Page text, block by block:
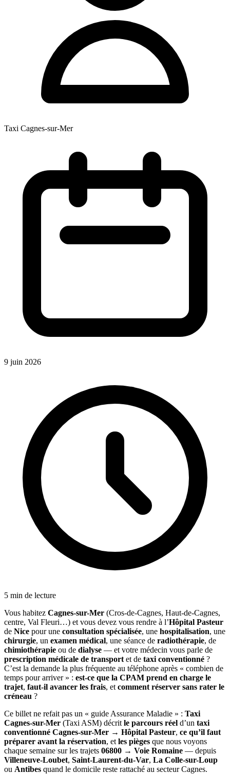
Taxi Cagnes-sur-Mer
9 juin 2026
5 min de lecture
Vous habitez Cagnes-sur-Mer (Cros-de-Cagnes, Haut-de-Cagnes,
centre, Val Fleuri…) et vous devez vous rendre à l’Hôpital Pasteur
de Nice pour une consultation spécialisée, une hospitalisation, une
chirurgie, un examen médical, une séance de radiothérapie, de
chimiothérapie ou de dialyse — et votre médecin vous parle de
prescription médicale de transport et de taxi conventionné ?
C’est la demande la plus fréquente au téléphone après « combien de
temps pour arriver » : est-ce que la CPAM prend en charge le
trajet, faut-il avancer les frais, et comment réserver sans rater le
créneau ?
Ce billet ne refait pas un « guide Assurance Maladie » : Taxi
Cagnes-sur-Mer (Taxi ASM) décrit le parcours réel d’un taxi
conventionné Cagnes-sur-Mer → Hôpital Pasteur, ce qu’il faut
préparer avant la réservation, et les pièges que nous voyons
chaque semaine sur les trajets 06800 → Voie Romaine — depuis
Villeneuve-Loubet, Saint-Laurent-du-Var, La Colle-sur-Loup
ou Antibes quand le domicile reste rattaché au secteur Cagnes.